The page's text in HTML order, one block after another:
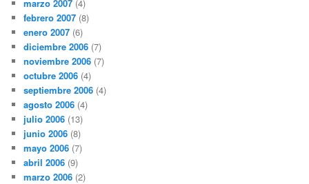
marzo 2007 (4)
febrero 2007 (8)
enero 2007 (6)
diciembre 2006 (7)
noviembre 2006 (7)
octubre 2006 (4)
septiembre 2006 (4)
agosto 2006 (4)
julio 2006 (13)
junio 2006 (8)
mayo 2006 (7)
abril 2006 (9)
marzo 2006 (2)